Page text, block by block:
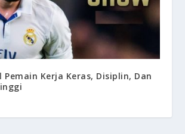
Pemain Kerja Keras, Disiplin, Dan